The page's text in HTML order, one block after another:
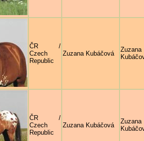
ČR /
Czech
Republic
Zuzana Kubáčová
Zuzana
ČR /
Czech
Republic
Zuzana Kubáčová
Zuzana